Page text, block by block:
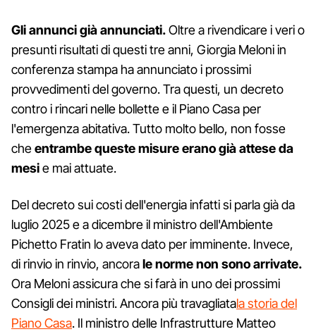
Gli annunci già annunciati.Oltre a rivendicare i veri o
presunti risultati di questi tre anni, Giorgia Meloni in
conferenza stampa ha annunciato i prossimi
provvedimenti del governo. Tra questi, un decreto
contro i rincari nelle bollette e il Piano Casa per
l'emergenza abitativa. Tutto molto bello, non fosse
cheentrambe queste misure erano già attese da
mesie mai attuate.
Del decreto sui costi dell'energia infatti si parla già da
luglio 2025 e a dicembre il ministro dell'Ambiente
Pichetto Fratin lo aveva dato per imminente. Invece,
di rinvio in rinvio, ancorale norme non sono arrivate.
Ora Meloni assicura che si farà in uno dei prossimi
Consigli dei ministri. Ancora più travagliatala storia del
Piano Casa. Il ministro delle Infrastrutture Matteo